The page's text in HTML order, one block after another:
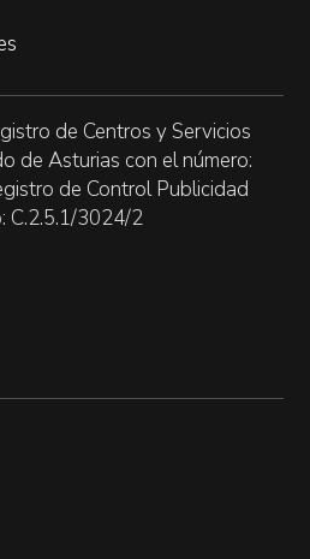
de Centros y Servicios
de Asturias con el número:
de Control Publicidad
C.2.5.1/3024/2